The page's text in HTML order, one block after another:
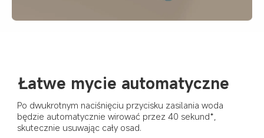
Łatwe mycie automatyczne
Po dwukrotnym naciśnięciu przycisku zasilania woda
będzie automatycznie wirować przez 40 sekund*,
skutecznie usuwając cały osad.